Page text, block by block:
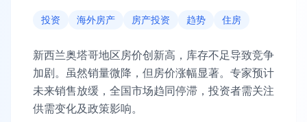
投资 海外房产 房产投资 趋势 住房
新西兰奥塔哥地区房价创新高，库存不足导致竞争
加剧。虽然销量微降，但房价涨幅显著。专家预计
未来销售放缓，全国市场趋同停滞，投资者需关注
供需变化及政策影响。